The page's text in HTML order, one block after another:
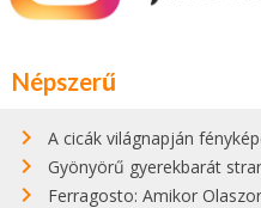
Népszerű
A cicák világnapján fényképeztük
Gyönyörű gyerekbarát strandok
Ferragosto: Amikor